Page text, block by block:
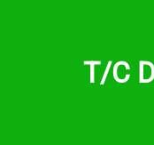
T/C